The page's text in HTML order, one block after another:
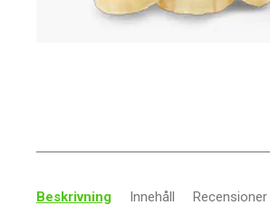
Beskrivning Innehåll Recensioner